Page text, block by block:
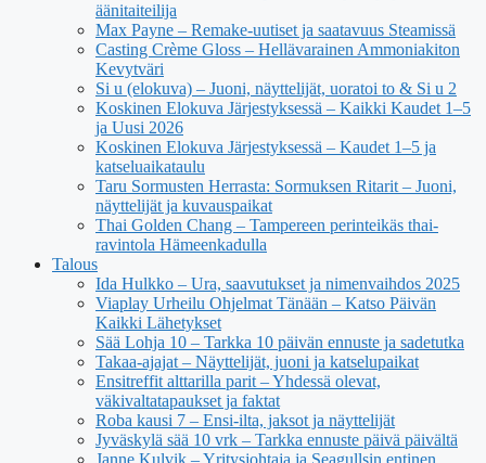
äänitaiteilija
Max Payne – Remake-uutiset ja saatavuus Steamissä
Casting Crème Gloss – Hellävarainen Ammoniakiton
Kevytväri
Si u (elokuva) – Juoni, näyttelijät, uoratoi to & Si u 2
Koskinen Elokuva Järjestyksessä – Kaikki Kaudet 1–5
ja Uusi 2026
Koskinen Elokuva Järjestyksessä – Kaudet 1–5 ja
katseluaikataulu
Taru Sormusten Herrasta: Sormuksen Ritarit – Juoni,
näyttelijät ja kuvauspaikat
Thai Golden Chang – Tampereen perinteikäs thai-
ravintola Hämeenkadulla
Talous
Ida Hulkko – Ura, saavutukset ja nimenvaihdos 2025
Viaplay Urheilu Ohjelmat Tänään – Katso Päivän
Kaikki Lähetykset
Sää Lohja 10 – Tarkka 10 päivän ennuste ja sadetutka
Takaa-ajajat – Näyttelijät, juoni ja katselupaikat
Ensitreffit alttarilla parit – Yhdessä olevat,
väkivaltatapaukset ja faktat
Roba kausi 7 – Ensi-ilta, jaksot ja näyttelijät
Jyväskylä sää 10 vrk – Tarkka ennuste päivä päivältä
Janne Kulvik – Yritysjohtaja ja Seagullsin entinen